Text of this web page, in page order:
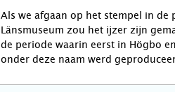
Als we afgaan op het stempel in de
Länsmuseum zou het ijzer zijn
de periode waarin eerst in Högbo
onder deze naam werd